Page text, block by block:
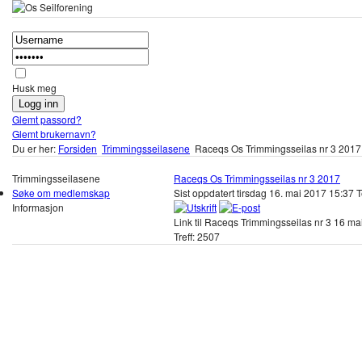
Husk meg
Glemt passord?
Glemt brukernavn?
Du er her: Forsiden Trimmingsseilasene Raceqs Os Trimmingsseilas nr 3 2017
Trimmingsseilasene
Søke om medlemskap
Informasjon
Raceqs Os Trimmingsseilas nr 3 2017
Sist oppdatert tirsdag 16. mai 2017 15:37
Link til Raceqs Trimmingsseilas nr 3 16
Treff: 2507